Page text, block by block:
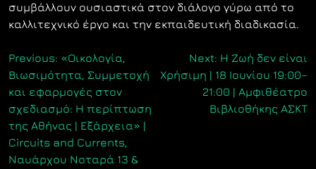
συμβάλλουν ουσιαστικά στον διάλογο γύρω από το
καλλιτεχνικό έργο και την εκπαιδευτική διαδικασία.
Πλοήγηση
άρθρων
Previous: «Οικολογία,
Βιωσιμότητα, Συμμετοχή
και εφαρμογές στον
σχεδιασμό: Η περίπτωση
της Αθήνας | Εξάρχεια» |
Circuits and Currents,
Ναυάρχου Νοταρά 13 &
Next: Η Ζωή δεν είναι
Χρήσιμη | 18 Ιουνίου 19:00–
21:00 | Αμφιθέατρο
Βιβλιοθήκης ΑΣΚΤ